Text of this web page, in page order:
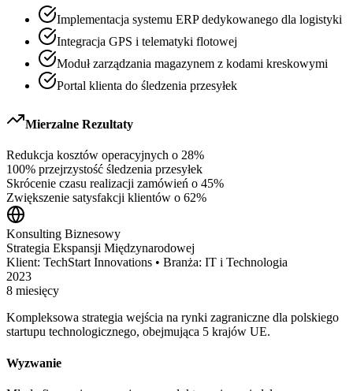
Implementacja systemu ERP dedykowanego dla logistyki
Integracja GPS i telematyki flotowej
Moduł zarządzania magazynem z kodami kreskowymi
Portal klienta do śledzenia przesyłek
Mierzalne Rezultaty
Redukcja kosztów operacyjnych o 28%
100% przejrzystość śledzenia przesyłek
Skrócenie czasu realizacji zamówień o 45%
Zwiększenie satysfakcji klientów o 62%
Konsulting Biznesowy
Strategia Ekspansji Międzynarodowej
Klient: TechStart Innovations • Branża: IT i Technologia
2023
8 miesięcy
Kompleksowa strategia wejścia na rynki zagraniczne dla polskiego
startupu technologicznego, obejmująca 5 krajów UE.
Wyzwanie